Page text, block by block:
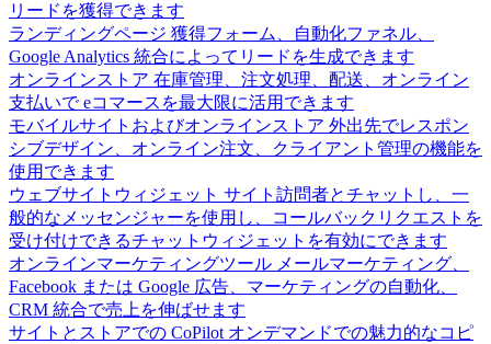
リードを獲得できます
ランディングページ 獲得フォーム、自動化ファネル、
Google Analytics 統合によってリードを生成できます
オンラインストア 在庫管理、注文処理、配送、オンライン
支払いで eコマースを最大限に活用できます
モバイルサイトおよびオンラインストア 外出先でレスポン
シブデザイン、オンライン注文、クライアント管理の機能を
使用できます
ウェブサイトウィジェット サイト訪問者とチャットし、一
般的なメッセンジャーを使用し、コールバックリクエストを
受け付けできるチャットウィジェットを有効にできます
オンラインマーケティングツール メールマーケティング、
Facebook または Google 広告、マーケティングの自動化、
CRM 統合で売上を伸ばせます
サイトとストアでの CoPilot オンデマンドでの魅力的なコピ